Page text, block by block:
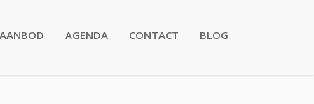
AANBOD AGENDA CONTACT BLOG